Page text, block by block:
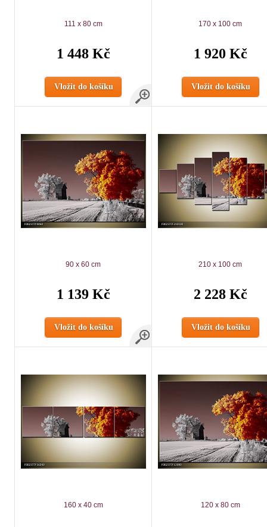
111 x 80 cm
1 448 Kč
Vložit do košíku
170 x 100 cm
1 920 Kč
Vložit do košíku
90 x 60 cm
1 139 Kč
Vložit do košíku
210 x 100 cm
2 228 Kč
Vložit do košíku
160 x 40 cm 120 x 80 cm